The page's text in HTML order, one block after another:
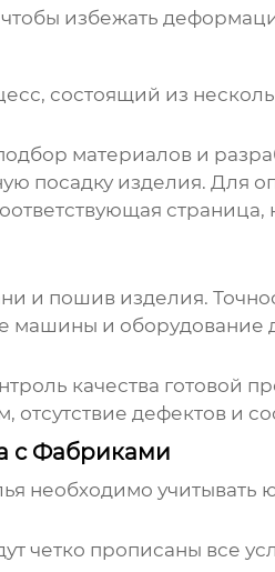
избежать
состоящий из
материалов и
посадку изделия. Для
и пошив изделия.
машины и оборудование
качества готовой
отсутствие дефектов и
с Фабриками
необходимо учитывать
четко прописаны все